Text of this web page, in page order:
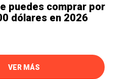
puedes comprar por
dólares en 2026
VER MÁS